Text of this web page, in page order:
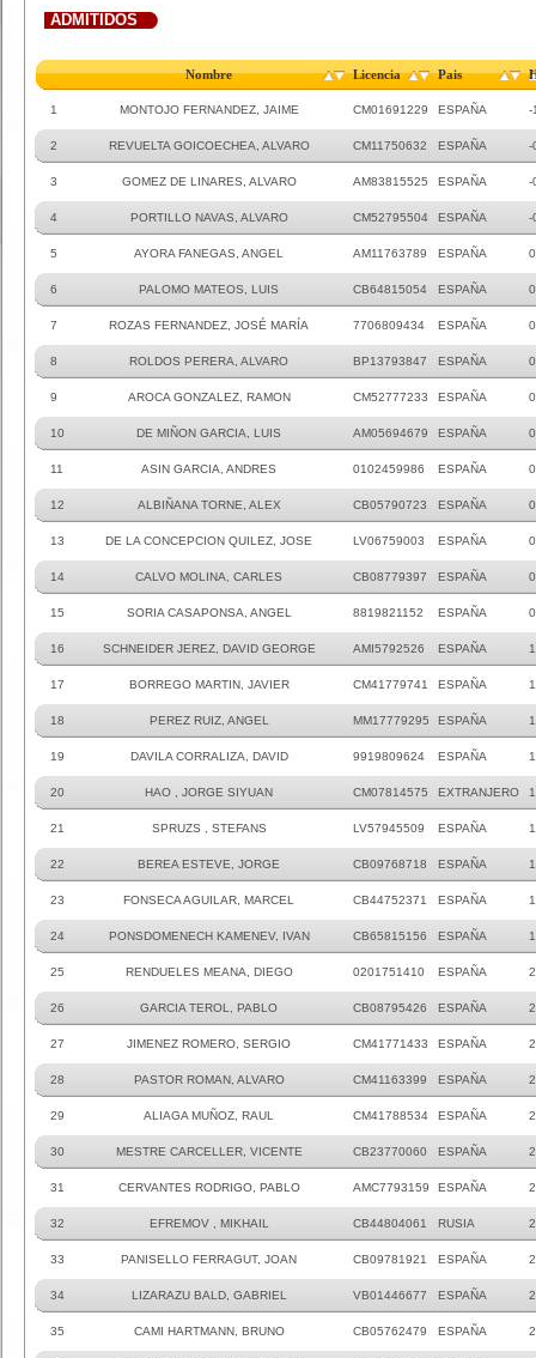
ADMITIDOS
Nombre Licencia Pais
1 MONTOJO FERNANDEZ, JAIME CM01691229 ESPAÑA -
2 REVUELTA GOICOECHEA, ALVARO CM11750632 ESPAÑA -
3 GOMEZ DE LINARES, ALVARO AM83815525 ESPAÑA -
4 PORTILLO NAVAS, ALVARO CM52795504 ESPAÑA -
5 AYORA FANEGAS, ANGEL AM11763789 ESPAÑA 0
6 PALOMO MATEOS, LUIS CB64815054 ESPAÑA
7 ROZAS FERNANDEZ, JOSÉ MARÍA 7706809434 ESPAÑA
8 ROLDOS PERERA, ALVARO BP13793847 ESPAÑA
9 AROCA GONZALEZ, RAMON CM52777233 ESPAÑA
10 DE MIÑON GARCIA, LUIS AM05694679 ESPAÑA
11 ASIN GARCIA, ANDRES 0102459986 ESPAÑA
12 ALBIÑANA TORNE, ALEX CB05790723 ESPAÑA
13 DE LA CONCEPCION QUILEZ, JOSE LV06759003 ESPAÑA
14 CALVO MOLINA, CARLES CB08779397 ESPAÑA
15 SORIA CASAPONSA, ANGEL 8819821152 ESPAÑA
16 SCHNEIDER JEREZ, DAVID GEORGE AMI5792526 ESPAÑA
17 BORREGO MARTIN, JAVIER CM41779741 ESPAÑA
18 PEREZ RUIZ, ANGEL MM17779295 ESPAÑA
19 DAVILA CORRALIZA, DAVID 9919809624 ESPAÑA
20 HAO , JORGE SIYUAN CM07814575 EXTRANJERO
21 SPRUZS , STEFANS LV57945509 ESPAÑA
22 BEREA ESTEVE, JORGE CB09768718 ESPAÑA
23 FONSECA AGUILAR, MARCEL CB44752371 ESPAÑA
24 PONSDOMENECH KAMENEV, IVAN CB65815156 ESPAÑA
25 RENDUELES MEANA, DIEGO 0201751410 ESPAÑA
26 GARCIA TEROL, PABLO CB08795426 ESPAÑA
27 JIMENEZ ROMERO, SERGIO CM41771433 ESPAÑA
28 PASTOR ROMAN, ALVARO CM41163399 ESPAÑA
29 ALIAGA MUÑOZ, RAUL CM41788534 ESPAÑA
30 MESTRE CARCELLER, VICENTE CB23770060 ESPAÑA
31 CERVANTES RODRIGO, PABLO AMC7793159 ESPAÑA
32 EFREMOV , MIKHAIL CB44804061 RUSIA
33 PANISELLO FERRAGUT, JOAN CB09781921 ESPAÑA
34 LIZARAZU BALD, GABRIEL VB01446677 ESPAÑA
35 CAMI HARTMANN, BRUNO CB05762479 ESPAÑA